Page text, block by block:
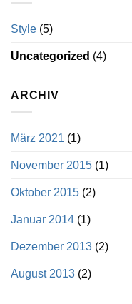
Style (5)
Uncategorized (4)
ARCHIV
März 2021 (1)
November 2015 (1)
Oktober 2015 (2)
Januar 2014 (1)
Dezember 2013 (2)
August 2013 (2)